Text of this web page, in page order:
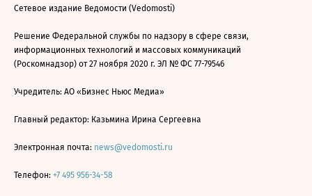
Сетевое издание Ведомости (Vedomosti)
Решение Федеральной службы по надзору в сфере связи,
информационных технологий и массовых коммуникаций
(Роскомнадзор) от 27 ноября 2020 г. ЭЛ № ФС 77-79546
Учредитель: АО «Бизнес Ньюс Медиа»
Главный редактор: Казьмина Ирина Сергеевна
Электронная почта: news@vedomosti.ru
Телефон: +7 495 956-34-58